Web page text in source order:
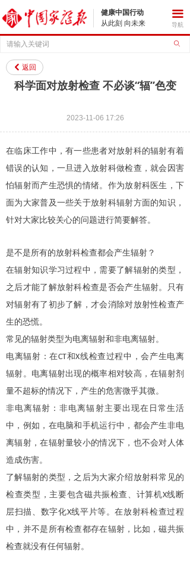
ꄙ
健康中国行动
从此刻 向未来
끀
导航
科学面对放射检查 不必谈“辐”色变
낒 返回
2023-11-06 17:26
在临床工作中，有一些患者对放射科的辐射有着
错误的认知，一旦进入放射科做检查，就会因害
怕辐射而产生恐惧的情绪。作为放射科医生，下
面为大家普及一些关于放射科辐射方面的知识，
针对大家比较关心的问题进行简要解答。
是不是所有的放射科检查都会产生辐射？
在辐射知识学习过程中，需要了解辐射的类型，
之后才能了解放射科检查是否会产生辐射。只有
对辐射有了初步了解，才会消除对放射性检查产
生的恐慌。
常见的辐射类型为电离辐射和非电离辐射。
电离辐射：在CT和X线检查过程中，会产生电离
辐射。电离辐射出现的概率相对较高，在辐射剂
量不超标的情况下，产生的危害微乎其微。
非电离辐射：非电离辐射主要出现在日常生活
中，例如，在电脑和手机运行中，都会产生非电
离辐射，在辐射量较小的情况下，也不会对人体
造成伤害。
了解辐射的类型，之后为大家介绍放射科常见的
检查类型，主要包含磁共振检查、计算机X线断
层扫描、数字化X线平片等。在放射科检查过程
中，并不是所有检查都存在辐射，比如，磁共振
检查就没有任何辐射。